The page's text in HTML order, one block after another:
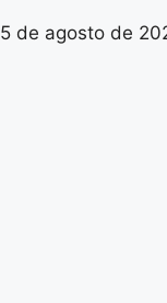
5 de agosto de